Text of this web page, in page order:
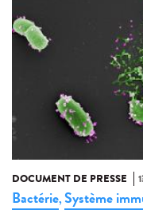
DOCUMENT DE PRESSE
Bactérie,Système